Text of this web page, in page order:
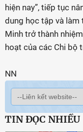
hiện nay”, tiếp tục
dung học tập và
Minh trở thành
hoạt của các Chi bộ
NN
TIN ĐỌC NHIỀU